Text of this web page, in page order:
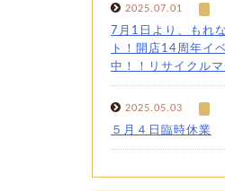
2025.07.01
7月1日より、もれ
ト！開店14周年イ
中！！リサイクル
2025.05.03
５月４日臨時休業